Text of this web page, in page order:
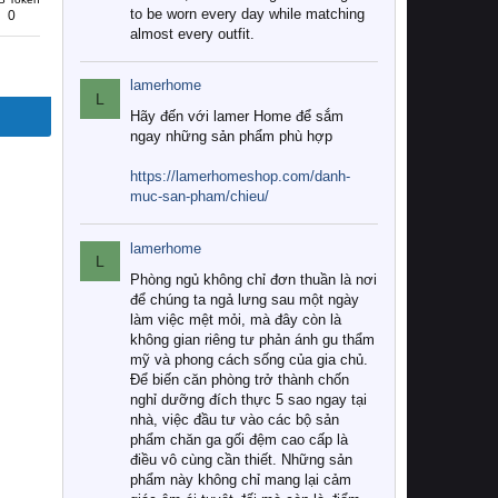
0
to be worn every day while matching
almost every outfit.
L
lamerhome
Hãy đến với lamer Home để sắm
ngay những sản phẩm phù hợp
https://lamerhomeshop.com/danh-
muc-san-pham/chieu/
L
lamerhome
Phòng ngủ không chỉ đơn thuần là nơi
để chúng ta ngả lưng sau một ngày
làm việc mệt mỏi, mà đây còn là
không gian riêng tư phản ánh gu thẩm
mỹ và phong cách sống của gia chủ.
Để biến căn phòng trở thành chốn
nghỉ dưỡng đích thực 5 sao ngay tại
nhà, việc đầu tư vào các bộ sản
phẩm chăn ga gối đệm cao cấp là
điều vô cùng cần thiết. Những sản
phẩm này không chỉ mang lại cảm